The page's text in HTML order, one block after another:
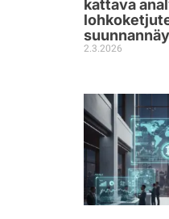
kattava
2.3.2026